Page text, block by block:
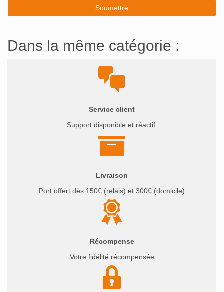
Dans la même catégorie :
Service client
Support disponible et réactif.
Livraison
Port offert dès 150€ (relais) et 300€ (domicile)
Récompense
Votre fidélité récompensée